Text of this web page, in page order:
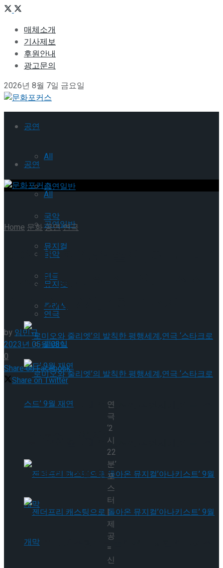
매체소개
기사제보
후원안내
광고문의
2026년 8월 7일 금요일
공연
All
공연일반
국악
뮤지컬
연극
클래식
‘로미오와 줄리엣’의 발칙한 평행세계,연극 ‘스
타크로스드’ 9월 재연
젠더프리 캐스팅으로 돌아온 뮤지컬’아나키스
공연
All
공연일반
국악
뮤지컬
연극
클래식
‘로미오와 줄리엣’의 발칙한 평행세계,연극 ‘스
타크로스드’ 9월 재연
Home문화공연연극
아이비, 최영준 출연, 펜데믹 속
에서도 빛난 웨스트엔드 신작
연극 ‘2시 22분’ 한국 초연
by임민규
2023년 05월 08일
0
Share on Facebook
Share on Twitter
연
극
‘2
시
22
분’
포
스
터
|
제
공
=
신